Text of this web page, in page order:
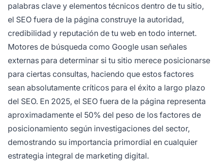
palabras clave y elementos técnicos dentro de tu sitio,
el SEO fuera de la página construye la autoridad,
credibilidad y reputación de tu web en todo internet.
Motores de búsqueda como Google usan señales
externas para determinar si tu sitio merece posicionarse
para ciertas consultas, haciendo que estos factores
sean absolutamente críticos para el éxito a largo plazo
del SEO. En 2025, el SEO fuera de la página representa
aproximadamente el 50% del peso de los factores de
posicionamiento según investigaciones del sector,
demostrando su importancia primordial en cualquier
estrategia integral de marketing digital.